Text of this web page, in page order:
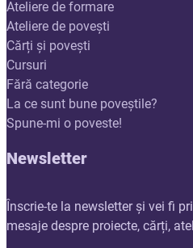
Ateliere de formare
Ateliere de povești
Cărți și povești
Cursuri
Fără categorie
La ce sunt bune poveștile?
Spune-mi o poveste!
Newsletter
Înscrie-te la newsletter și vei fi
mesaje despre proiecte, cărți,